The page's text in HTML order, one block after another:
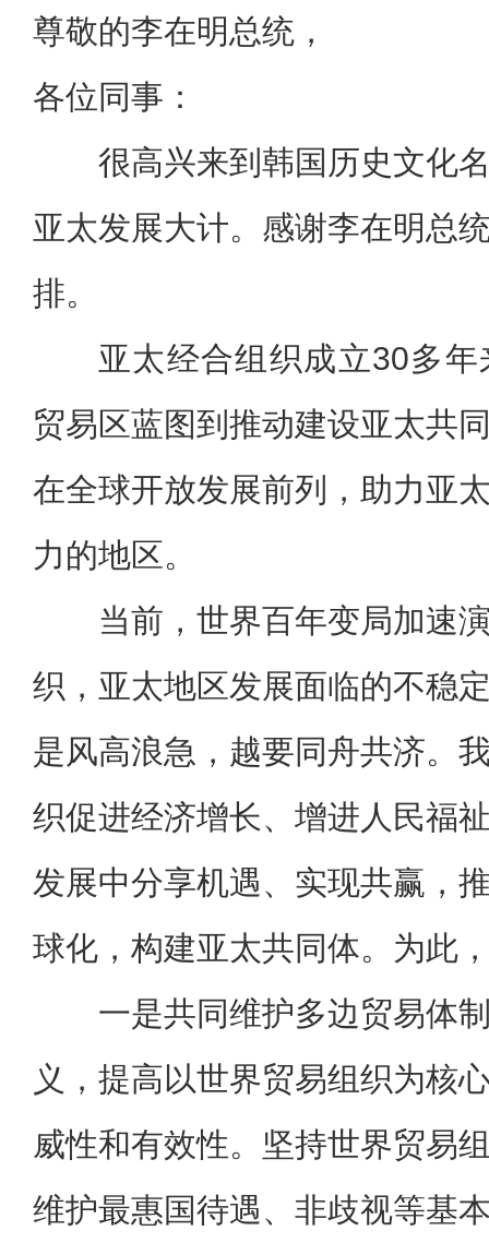
尊敬的李在明总统，
各位同事：
很高兴来到韩国历史文化
亚太发展大计。感谢李在明总
排。
亚太经合组织成立30多
贸易区蓝图到推动建设亚太共
在全球开放发展前列，助力亚
力的地区。
当前，世界百年变局加速
织，亚太地区发展面临的不稳
是风高浪急，越要同舟共济。
织促进经济增长、增进人民福
发展中分享机遇、实现共赢，
球化，构建亚太共同体。为此
一是共同维护多边贸易体
义，提高以世界贸易组织为核
威性和有效性。坚持世界贸易
维护最惠国待遇、非歧视等基